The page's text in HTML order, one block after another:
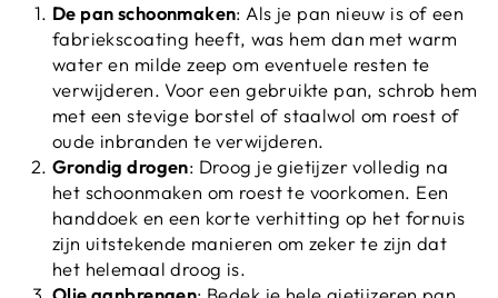
De pan schoonmaken: Als je pan nieuw is of een
fabriekscoating heeft, was hem dan met warm
water en milde zeep om eventuele resten te
verwijderen. Voor een gebruikte pan, schrob hem
met een stevige borstel of staalwol om roest of
oude inbranden te verwijderen.
Grondig drogen: Droog je gietijzer volledig na
het schoonmaken om roest te voorkomen. Een
handdoek en een korte verhitting op het fornuis
zijn uitstekende manieren om zeker te zijn dat
het helemaal droog is.